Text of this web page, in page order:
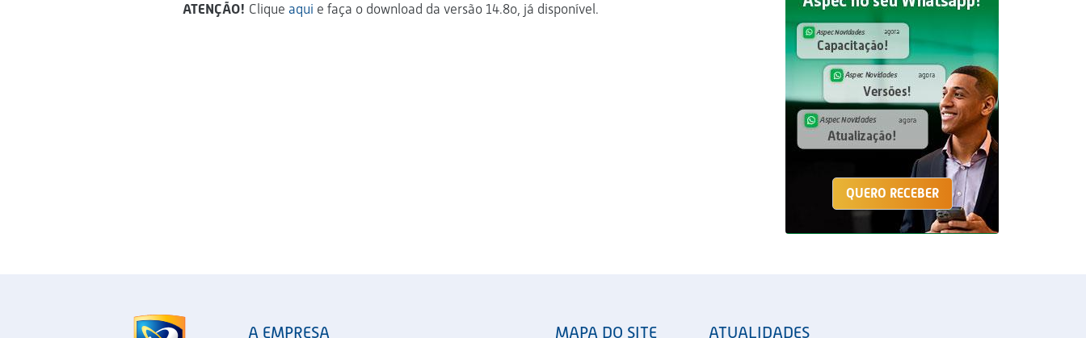
ATENÇÃO! Clique aqui e faça o download da versão 14.8o, já disponível.
QUERO RECEBER
A EMPRESA MAPA DO SITE ATUALIDADES